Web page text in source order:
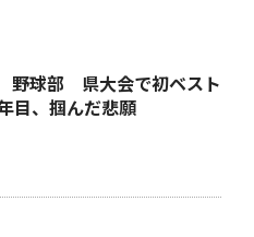
野球部 県大会で初ベスト
目、掴んだ悲願